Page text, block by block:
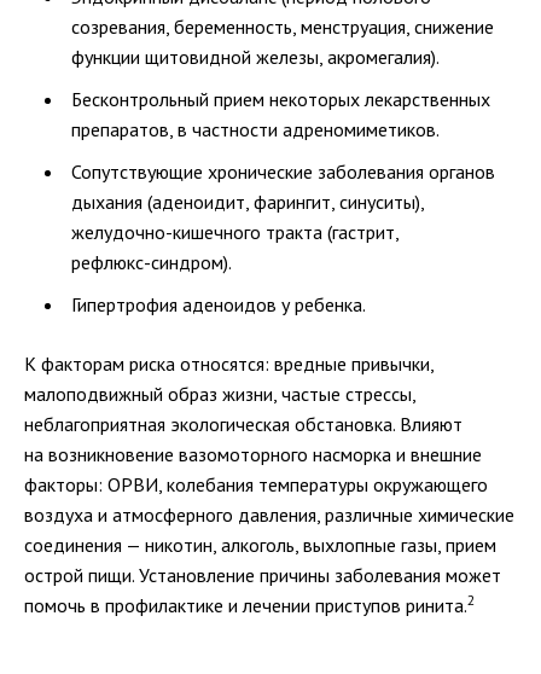
созревания, беременность, менструация, снижение
функции щитовидной железы, акромегалия).
Бесконтрольный прием некоторых лекарственных
препаратов, в частности адреномиметиков.
Сопутствующие хронические заболевания органов
дыхания (аденоидит, фарингит, синуситы),
желудочно-кишечного тракта (гастрит,
рефлюкс-синдром).
Гипертрофия аденоидов у ребенка.
К факторам риска относятся: вредные привычки,
малоподвижный образ жизни, частые стрессы,
неблагоприятная экологическая обстановка. Влияют
на возникновение вазомоторного насморка и внешние
факторы: ОРВИ, колебания температуры окружающего
воздуха и атмосферного давления, различные химические
соединения — никотин, алкоголь, выхлопные газы, прием
острой пищи. Установление причины заболевания может
помочь в профилактике и лечении приступов ринита.2